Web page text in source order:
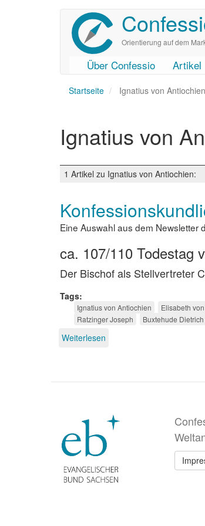
Orientierung auf dem
User
account
Main
navigation
Über Confessio Artikel
Startseite Ignatius von Antiochien
Ignatius von
1 Artikel zu Ignatius von Antiochien:
Eine Auswahl aus dem Newsletter
ca. 107/110 Todestag
Der Bischof als Stellvertreter
Tags
Ignatius von Antiochien Elisabeth
Ratzinger Joseph
Buxtehude Dietrich
Weiterlesen